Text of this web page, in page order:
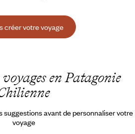
créer votre voyage
voyages en Patagonie
suggestions avant de personnaliser votre
voyage